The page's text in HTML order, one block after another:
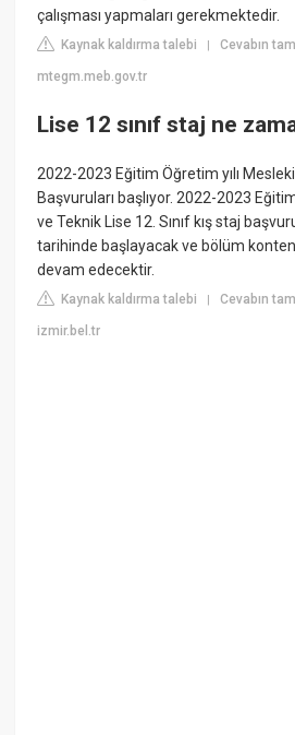
çalışması yapmaları gerekmektedir.
Kaynak kaldırma talebi |Cevabın
mtegm.meb.gov.tr
Lise 12 sınıf staj ne
2022-2023 Eğitim Öğretim yılı
Başvuruları başlıyor. 2022-2023
ve Teknik Lise 12. Sınıf kış staj
tarihinde başlayacak ve bölüm
devam edecektir.
Kaynak kaldırma talebi |Cevabın
izmir.bel.tr